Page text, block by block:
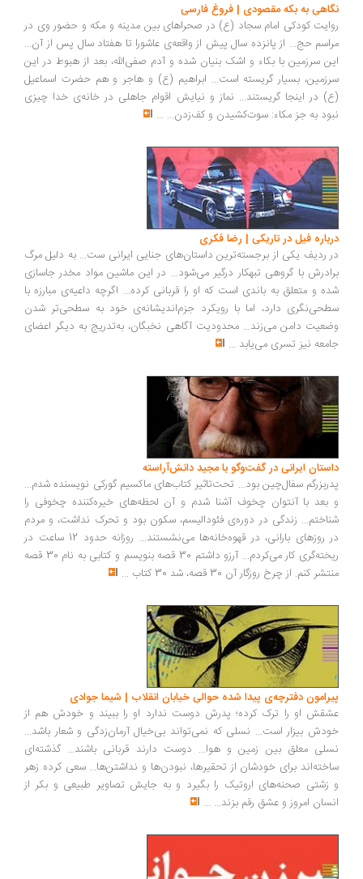
نگاهی به بکه مقصودی | فروغ فارسی
روایت کودکی امام سجاد (ع) در صحراهای بین مدینه و مکه و حضور وی در
مراسم حج... از پانزده سال پیش از واقعه‌ی عاشورا تا هفتاد سال پس از آن...
این سرزمین با بکاء و اشک بنیان شده و آدم صفی‌الله، بعد از هبوط در این
سرزمین، بسیار گریسته است... ابراهیم (ع) و هاجر و هم حضرت اسماعیل
(ع) در اینجا گریستند... نماز و نیایش اقوام جاهلی در خانه‌ی خدا چیزی
نبود به ‌جز مکاء: سوت‌کشیدن و کف‌زدن... ...
درباره فیل در تاریکی | رضا فکری
در ردیف یکی از برجسته‌ترین داستان‌های جنایی ایرانی ست... به دلیل مرگ
برادرش با گروهی تبهکار درگیر می‌شود... در این ماشین مواد مخدر جاسازی
شده و متعلق به باندی است که او را قربانی کرده... اگرچه داعیه‌ی مبارزه با
سطحی‌نگری دارد، اما با رویکرد جزم‌اندیشانه‌ی خود به سطحی‌تر شدن
وضعیت دامن می‌زند... محدودیت آگاهی نخبگان، به‌تدریج به دیگر اعضای
جامعه نیز تسری می‌یابد ...
داستان ایرانی در گفت‌وگو با مجید دانش‌آراسته
پدربزرگم سفال‌چین بود... تحت‌تاثیر کتاب‌های ماکسیم گورکی نویسنده شدم...
و بعد با آنتوان چخوف آشنا شدم و آن لحظه‌های خیره‌کننده چخوفی را
شناختم... زندگی در دوره‌ی فئودالیسم، سکون بود و تحرک نداشت، و مردم
در روزهای بارانی، در قهوه‌خانه‌‌ها می‌نشستند... روزانه حدود 12 ساعت در
ریخته‌گری کار می‌کردم... آرزو داشتم 30 قصه بنویسم و کتابی به نام 30 قصه
منتشر کنم. از چرخ روزگار آن 30 قصه، شد 30 کتاب
...
پیرامون دفترچه‌ی پیدا شده حوالی خیابان انقلاب | شیما جوادی
عشقش او را ترک کرده؛ پدرش دوست ندارد او را ببیند و خودش هم از
خودش بیزار است... نسلی که نمی‌تواند بی‌خیال آرمان‌زدگی و شعار باشد...
نسلی معلق بین زمین ‌و هوا... دوست دارند قربانی باشند... گذشته‌ای
ساخته‌اند برای خودشان از تحقیرها، نبودن‌ها و نداشتن‌ها... سعی کرده زهر
و زشتی صحنه‌های اروتیک را بگیرد و به جایش تصاویر طبیعی و بکر از
انسان امروز و عشق رقم بزند... ...